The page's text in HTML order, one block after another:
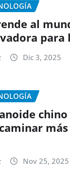
al
para
Dic 3, 2025
Nov 25, 2025